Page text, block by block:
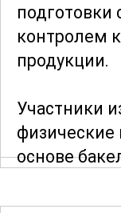
подготовки
контролем
продукции.
Участники
основе
различных